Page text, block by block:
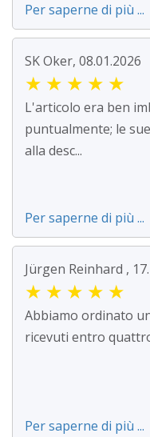
Per saperne di più ...
SK Oker, 08.01.2026
★ ★ ★ ★ ★
L'articolo era ben
puntualmente; le
alla desc...
Per saperne di più ...
Jürgen Reinhard ,
★ ★ ★ ★ ★
Abbiamo ordinato
ricevuti entro
Per saperne di più ...